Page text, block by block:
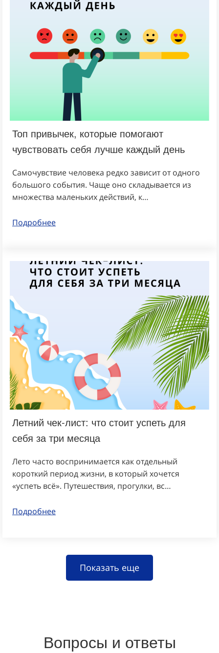
Топ привычек, которые помогают
чувствовать себя лучше каждый день
Самочувствие человека редко зависит от одного
большого события. Чаще оно складывается из
множества маленьких действий, к…
Подробнее
Летний чек-лист: что стоит успеть для
себя за три месяца
Лето часто воспринимается как отдельный
короткий период жизни, в который хочется
«успеть всё». Путешествия, прогулки, вс…
Подробнее
Показать еще
Вопросы и ответы